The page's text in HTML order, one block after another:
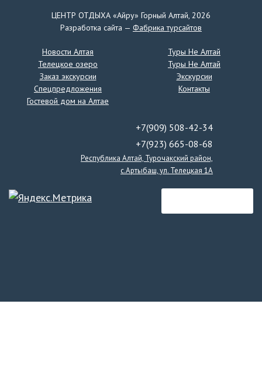
ЦЕНТР ОТДЫХА «Айру» Горный Алтай, 2026
Разработка сайта — Фабрика турсайтов
Новости Алтая
Телецкое озеро
Заказ экскурсии
Спецпредложения
Гостевой дом на Алтае
Туры Не Алтай
Туры Не Алтай
Экскурсии
Контакты
+7(909) 508-42-34
+7(923) 665-08-68
Республика Алтай, Турочакский район,
с.Артыбаш, ул. Телецкая 1А